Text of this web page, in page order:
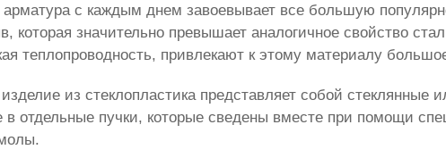
арматура с каждым днем завоевывает все большую
которая значительно превышает аналогичное свойство
теплопроводность, привлекают к этому материалу
из стеклопластика представляет собой стеклянные
в отдельные пучки, которые сведены вместе при помощи